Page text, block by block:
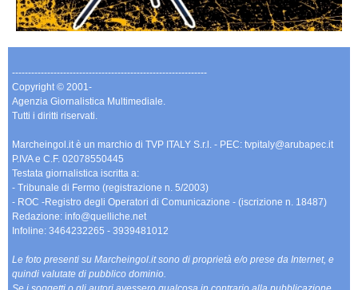
-------------------------------------------------------------
Copyright © 2001-
Agenzia Giornalistica Multimediale.
Tutti i diritti riservati.
Marcheingol.it è un marchio di TVP ITALY S.r.l. - PEC: tvpitaly@arubapec.it
P.IVA e C.F. 02078550445
Testata giornalistica iscritta a:
- Tribunale di Fermo (registrazione n. 5/2003)
- ROC -Registro degli Operatori di Comunicazione - (iscrizione n. 18487)
Redazione: info@quelliche.net
Infoline: 3464232265 - 3939481012
Le foto presenti su Marcheingol.it sono di proprietà e/o prese da Internet, e
quindi valutate di pubblico dominio.